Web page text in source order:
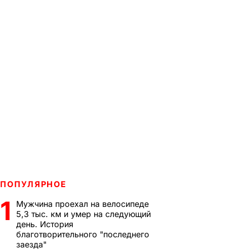
ПОПУЛЯРНОЕ
1
Мужчина проехал на велосипеде
5,3 тыс. км и умер на следующий
день. История
благотворительного "последнего
заезда"